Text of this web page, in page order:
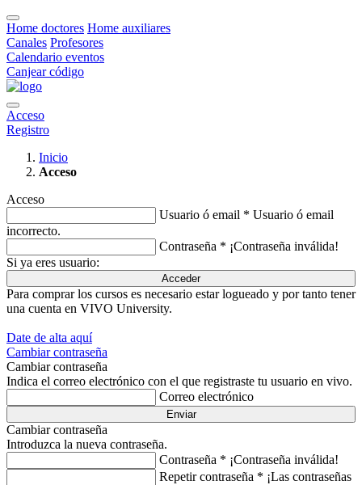
Home doctores Home auxiliares
Canales Profesores
Calendario eventos
Canjear código
Acceso
Registro
Inicio
Acceso
Acceso
Usuario ó email * Usuario ó email
incorrecto.
Contraseña * ¡Contraseña inválida!
Si ya eres usuario:
Acceder
Para comprar los cursos es necesario estar logueado y por tanto tener
una cuenta en VIVO University.
Date de alta aquí
Cambiar contraseña
Cambiar contraseña
Indica el correo electrónico con el que registraste tu usuario en vivo.
Correo electrónico
Enviar
Cambiar contraseña
Introduzca la nueva contraseña.
Contraseña * ¡Contraseña inválida!
Repetir contraseña * ¡Las contraseñas